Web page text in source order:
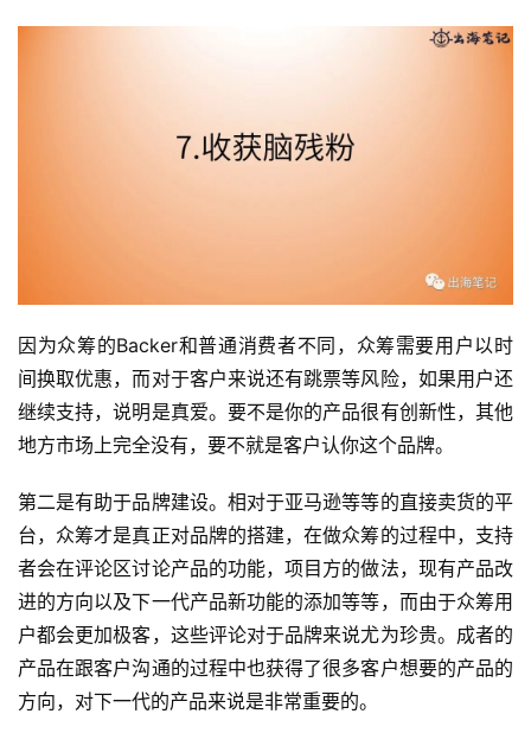
因为众筹的Backer和普通消费者不同，众筹需要用户以时
间换取优惠，而对于客户来说还有跳票等风险，如果用户还
继续支持，说明是真爱。要不是你的产品很有创新性，其他
地方市场上完全没有，要不就是客户认你这个品牌。
第二是有助于品牌建设。相对于亚马逊等等的直接卖货的平
台，众筹才是真正对品牌的搭建，在做众筹的过程中，支持
者会在评论区讨论产品的功能，项目方的做法，现有产品改
进的方向以及下一代产品新功能的添加等等，而由于众筹用
户都会更加极客，这些评论对于品牌来说尤为珍贵。成者的
产品在跟客户沟通的过程中也获得了很多客户想要的产品的
方向，对下一代的产品来说是非常重要的。